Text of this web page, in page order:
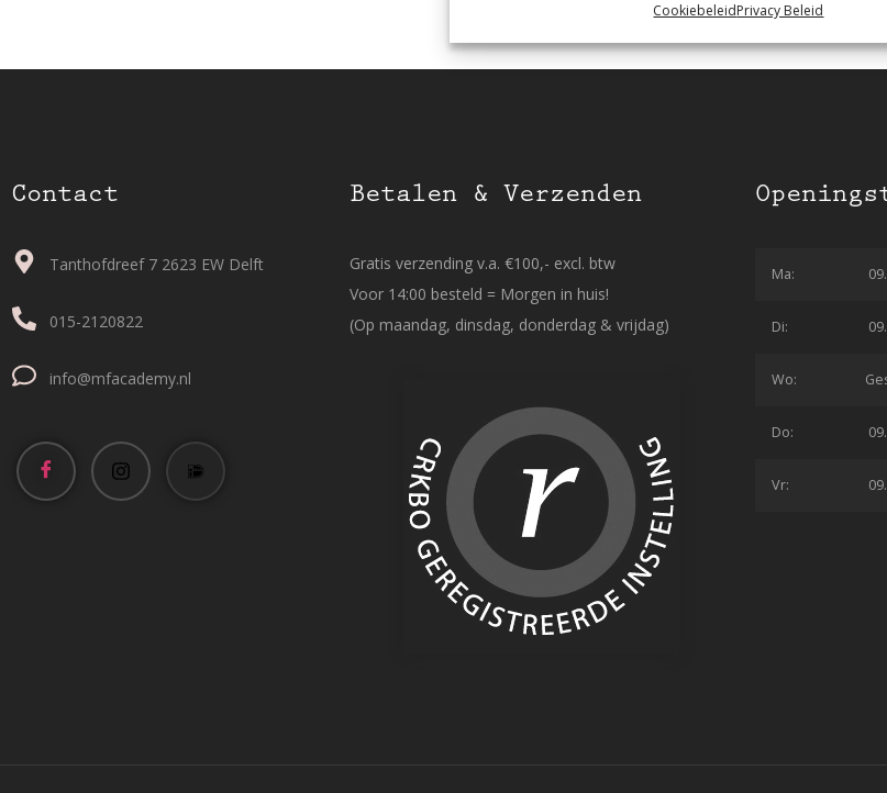
CookiebeleidPrivacy Beleid
Contact
Tanthofdreef 7 2623 EW Delft
015-2120822
info@mfacademy.nl
Betalen & Verzenden
Gratis verzending v.a. €100,- excl. btw
Voor 14:00 besteld = Morgen in huis!
(Op maandag, dinsdag, donderdag & vrijdag)
Ma:
Di:
Wo:
Do:
Vr: